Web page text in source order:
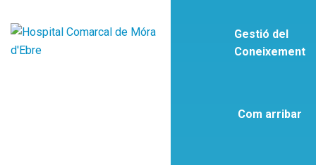
Gestió del
Coneixement
Com arribar